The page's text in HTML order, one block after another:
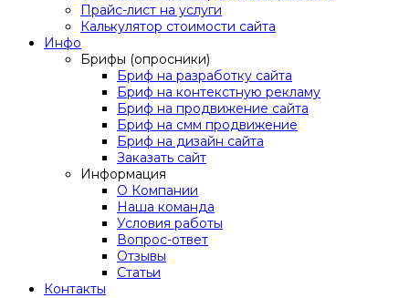
Прайс-лист на услуги
Калькулятор стоимости сайта
Инфо
Брифы (опросники)
Бриф на разработку сайта
Бриф на контекстную рекламу
Бриф на продвижение сайта
Бриф на смм продвижение
Бриф на дизайн сайта
Заказать сайт
Информация
О Компании
Наша команда
Условия работы
Вопрос-ответ
Отзывы
Статьи
Контакты